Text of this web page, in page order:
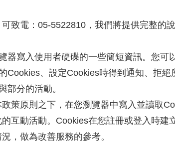
致電：05-5522810，我們將提供完整的說
器寫入使用者硬碟的一些簡短資訊。您可
Cookies、設定Cookies時得到通知、拒
部分的活動。
策原則之下，在您瀏覽器中寫入並讀取
互動活動。Cookies在您註冊或登入時建
，做為改善服務的參考。